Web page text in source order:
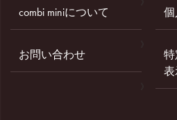
combi miniについて
お問い合わせ
個
特